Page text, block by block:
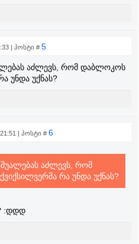
| პოსტი # 5
აძლევს, რომ დაბლოკოს
უნდა უქნას?
| პოსტი # 6
აძლევს, რომ
რა უნდა უქნას?
:დდდ